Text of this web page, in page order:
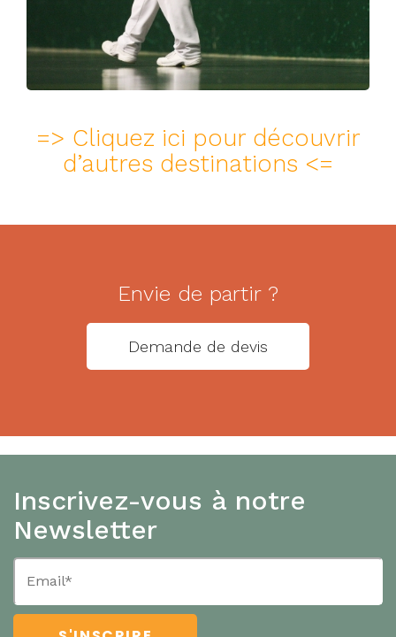
=> Cliquez ici pour découvrir
d’autres destinations <=
Envie de partir ?
Demande de devis
Inscrivez-vous à notre
Newsletter